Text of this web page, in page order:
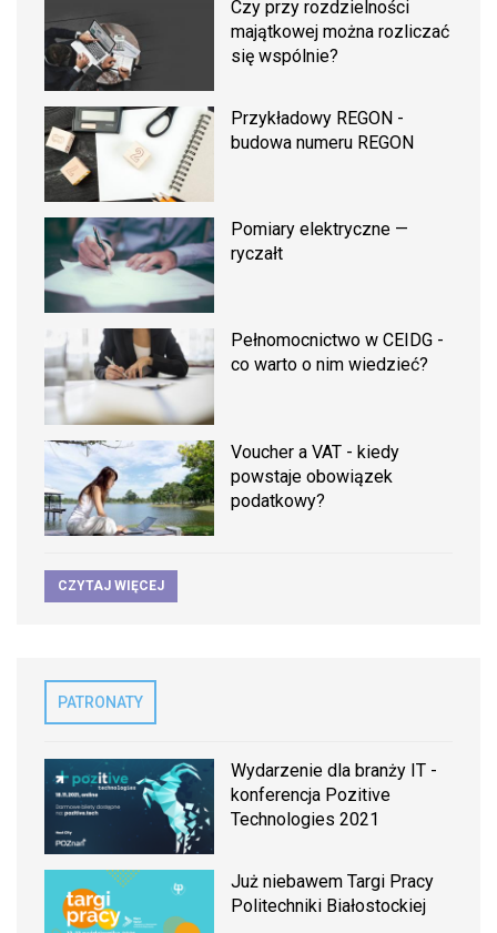
Czy przy rozdzielności
majątkowej można rozliczać
się wspólnie?
Przykładowy REGON -
budowa numeru REGON
Pomiary elektryczne —
ryczałt
Pełnomocnictwo w CEIDG -
co warto o nim wiedzieć?
Voucher a VAT - kiedy
powstaje obowiązek
podatkowy?
CZYTAJ WIĘCEJ
PATRONATY
Wydarzenie dla branży IT -
konferencja Pozitive
Technologies 2021
Już niebawem Targi Pracy
Politechniki Białostockiej